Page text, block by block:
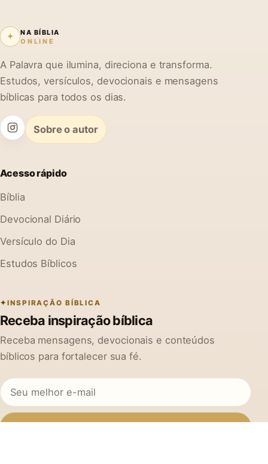
✦
NA BÍBLIA
ONLINE
A Palavra que ilumina, direciona e transforma.
Estudos, versículos, devocionais e mensagens
bíblicas para todos os dias.
Sobre o autor
Acesso rápido
Bíblia
Devocional Diário
Versículo do Dia
Estudos Bíblicos
INSPIRAÇÃO BÍBLICA
Receba inspiração bíblica
Receba mensagens, devocionais e conteúdos
bíblicos para fortalecer sua fé.